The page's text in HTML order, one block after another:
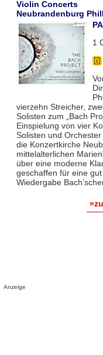
Violin Concerts
Neubrandenburg
1
vierzehn Streicher,
Solisten zum „Bach
Einspielung von vier
Solisten und
die Konzertkirche
mittelalterlichen
über eine moderne
geschaffen für eine
Wiedergabe
Anzeige